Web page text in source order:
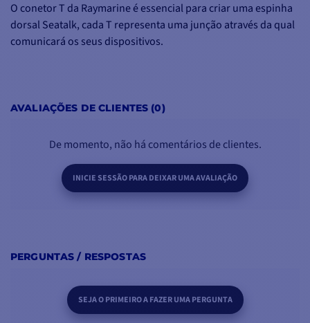
O conetor T da Raymarine é essencial para criar uma espinha
dorsal Seatalk, cada T representa uma junção através da qual
comunicará os seus dispositivos.
AVALIAÇÕES DE CLIENTES (0)
De momento, não há comentários de clientes.
INICIE SESSÃO PARA DEIXAR UMA AVALIAÇÃO
PERGUNTAS / RESPOSTAS
SEJA O PRIMEIRO A FAZER UMA PERGUNTA